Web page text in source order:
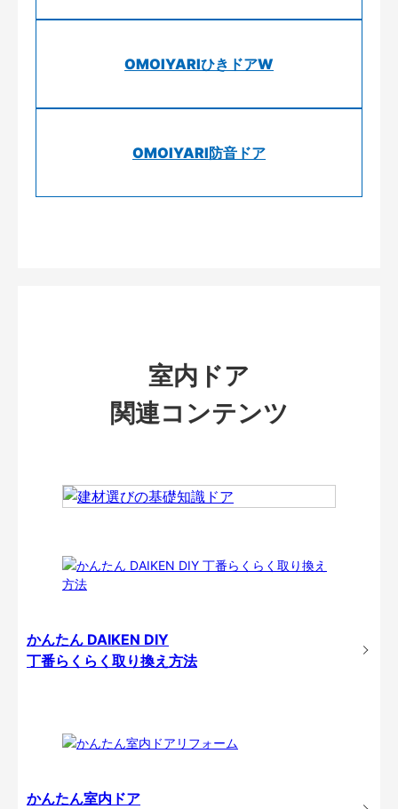
OMOIYARIひきドアW
OMOIYARI防音ドア
室内ドア
関連コンテンツ
かんたん DAIKEN DIY
丁番らくらく取り換え方法
かんたん室内ドア